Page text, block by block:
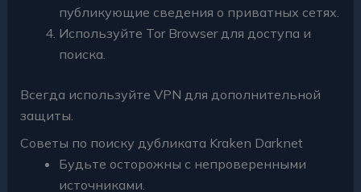
публикующие сведения о приватных сетях.
Используйте Tor Browser для доступа и
поиска.
Всегда используйте VPN для дополнительной
защиты.
Советы по поиску дубликата Kraken Darknet
Будьте осторожны с непроверенными
источниками.